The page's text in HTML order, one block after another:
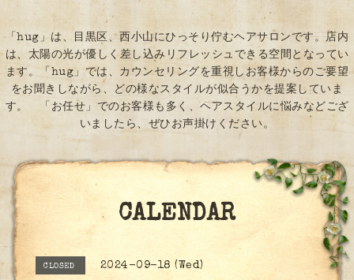
「hug」は、目黒区、西小山にひっそり佇むヘアサロンです。店内
は、太陽の光が優しく差し込みリフレッシュできる空間となってい
ます。「hug」では、カウンセリングを重視しお客様からのご要望
をお聞きしながら、どの様なスタイルが似合うかを提案していま
す。 「お任せ」でのお客様も多く、ヘアスタイルに悩みなどござ
いましたら、ぜひお声掛けください。
CALENDAR
CLOSED 2024-09-18 (Wed)